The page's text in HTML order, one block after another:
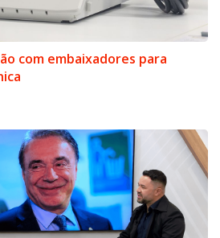
com embaixadores para